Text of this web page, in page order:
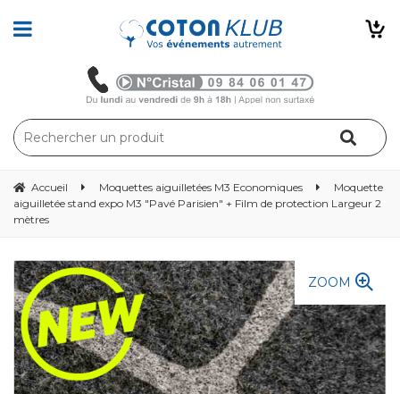
Accueil Moquettes aiguilletées M3 Economiques
Moquette
aiguilletée stand expo M3 "Pavé Parisien" + Film de protection Largeur 2
mètres
ZOOM